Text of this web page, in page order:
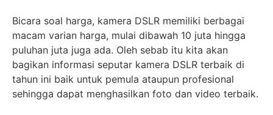
Bicara soal harga, kamera DSLR memiliki berbagai
macam varian harga, mulai dibawah 10 juta hingga
puluhan juta juga ada. Oleh sebab itu kita akan
bagikan informasi seputar kamera DSLR terbaik di
tahun ini baik untuk pemula ataupun profesional
sehingga dapat menghasilkan foto dan video terbaik.